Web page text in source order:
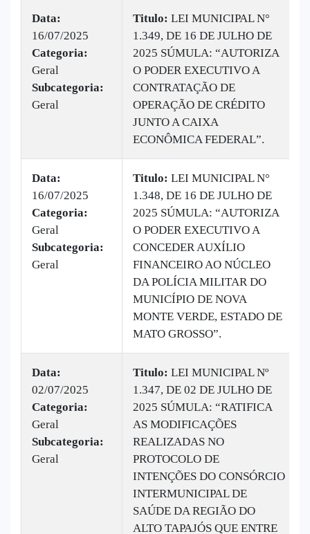
Data:
16/07/2025
Categoria:
Geral
Subcategoria:
Geral
Titulo: LEI MUNICIPAL N°
1.349, DE 16 DE JULHO DE
2025 SÚMULA: “AUTORIZA
O PODER EXECUTIVO A
CONTRATAÇÃO DE
OPERAÇÃO DE CRÉDITO
JUNTO A CAIXA
ECONÔMICA FEDERAL”.
Data:
16/07/2025
Categoria:
Geral
Subcategoria:
Geral
Titulo: LEI MUNICIPAL N°
1.348, DE 16 DE JULHO DE
2025 SÚMULA: “AUTORIZA
O PODER EXECUTIVO A
CONCEDER AUXÍLIO
FINANCEIRO AO NÚCLEO
DA POLÍCIA MILITAR DO
MUNICÍPIO DE NOVA
MONTE VERDE, ESTADO DE
MATO GROSSO”.
Data:
02/07/2025
Categoria:
Geral
Subcategoria:
Geral
Titulo: LEI MUNICIPAL Nº
1.347, DE 02 DE JULHO DE
2025 SÚMULA: “RATIFICA
AS MODIFICAÇÕES
REALIZADAS NO
PROTOCOLO DE
INTENÇÕES DO CONSÓRCIO
INTERMUNICIPAL DE
SAÚDE DA REGIÃO DO
ALTO TAPAJÓS QUE ENTRE